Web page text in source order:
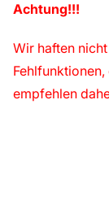
Achtung!!!
Wir haften
empfehlen